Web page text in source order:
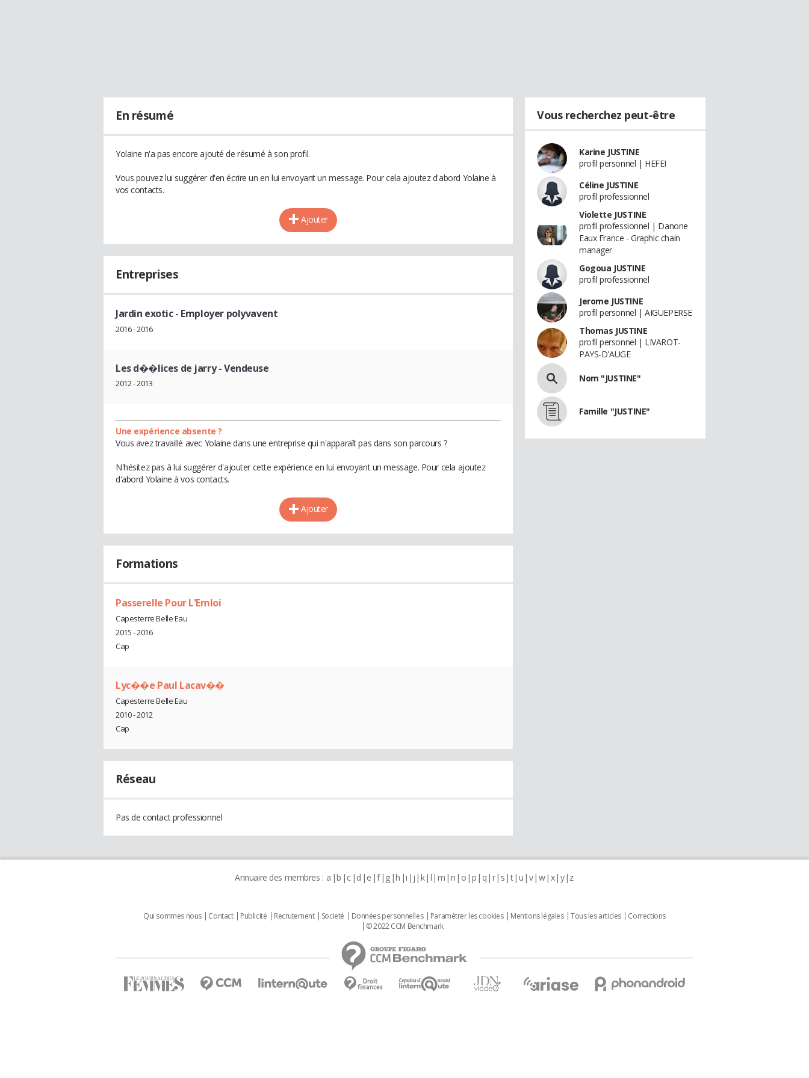
En résumé
Yolaine n'a pas encore ajouté de résumé à son profil.
Vous pouvez lui suggérer d'en écrire un en lui envoyant un message. Pour cela ajoutez d'abord Yolaine à
vos contacts.
Ajouter
Entreprises
Jardin exotic- Employer polyvavent
2016 - 2016
Les d��lices de jarry- Vendeuse
2012 - 2013
Une expérience absente ?
Vous avez travaillé avec Yolaine dans une entreprise qui n'apparaît pas dans son parcours ?
N'hésitez pas à lui suggérer d'ajouter cette expérience en lui envoyant un message. Pour cela ajoutez
d'abord Yolaine à vos contacts.
Ajouter
Formations
Passerelle Pour L'Emloi
Capesterre Belle Eau
2015 - 2016
Cap
Lyc��e Paul Lacav��
Capesterre Belle Eau
2010 - 2012
Cap
Réseau
Pas de contact professionnel
Vous recherchez peut-être
Karine JUSTINE
profil personnel | HEFEI
Céline JUSTINE
profil professionnel
Violette JUSTINE
profil professionnel | Danone
Eaux France - Graphic chain
manager
Gogoua JUSTINE
profil professionnel
Jerome JUSTINE
profil personnel | AIGUEPERSE
Thomas JUSTINE
profil personnel | LIVAROT-
PAYS-D'AUGE
Nom "JUSTINE"
Famille "JUSTINE"
Annuaire des membres : a b c d e f g h i j k l m n o p q r s t u v w x y z
Qui sommes nous Contact Publicité Recrutement Societé Données personnelles Paramétrer les cookies Mentions légales Tous les articles
Corrections
© 2022 CCM Benchmark